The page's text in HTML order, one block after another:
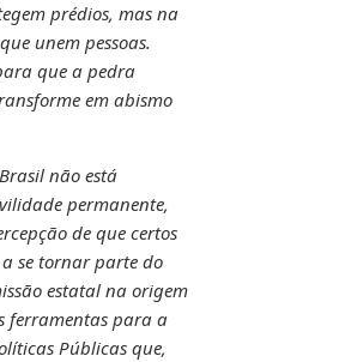
prédios, mas na
unem pessoas.
que a pedra
em abismo
não está
permanente,
de que certos
se tornar parte do
estatal na origem
ferramentas para a
Públicas que,